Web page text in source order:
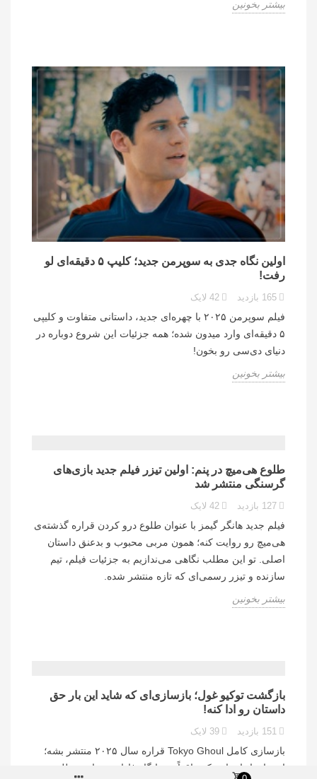
بیشتر بخونین
اولین نگاه جدی به سوپرمن جدید؛ کلیپ ۵ دقیقه‌ای لو
رفت!
165 بازدید 42 لایک
فیلم سوپرمن ۲۰۲۵ با چهره‌ای جدید، داستانی متفاوت و کلیپی
۵ دقیقه‌ای وارد میدون شده؛ همه جزئیات این شروع دوباره در
دنیای دی‌سی رو بخون!
بیشتر بخونین
هی‌میچ رو روایت کنه؛ همون مربی محبوب و بدعنق داستان
اصلی. تو این مطلب نگاهی می‌ندازیم به جزئیات فیلم، تیم
سازنده و تیزر رسمی‌ای که تازه منتشر شده.
بیشتر بخونین